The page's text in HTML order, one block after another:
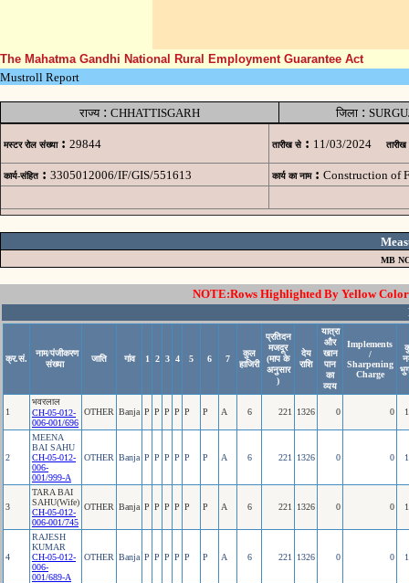
The Mahatma Gandhi National Rural Employment Guarantee Act
Mustroll Report
राज्य: CHHATTISGARH जिला :
मस्टर रोल संख्या : 29844 तारीख से : 11/03/2024 तारीख
कार्य-संहित : 3305012006/IF/GIS/551613 कार्य का नाम : Construction of
MB
NOTE:Rows Highlighted By Yellow
क्र.सं.
नाम/पंजीकरण
संख्या
जाति गांव 1 2 3 4 5 6 7
कुल
हाजिरी
प्रतिदन
मजदूर
(माप के
अनुसार
)
देय
राशि
यात्रा
और
खान
पान
का
व्यय
Implements
/
Sharpening
Charge
1
भवरलाल
CH-05-012-
006-001/696
OTHER Banja P P P P P P A 6 221 1326 0 0
2
MEENA
BAI SAHU
CH-05-012-
006-
001/999-A
OTHER Banja P P P P P P A 6 221 1326 0 0
3
TARA BAI
SAHU(Wife)
CH-05-012-
006-001/745
OTHER Banja P P P P P P A 6 221 1326 0 0
4
RAJESH
KUMAR
CH-05-012-
006-
001/689-A
OTHER Banja P P P P P P A 6 221 1326 0 0